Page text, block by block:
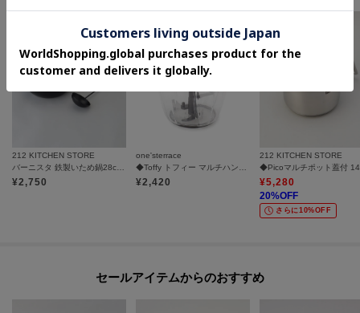
212 KITCHEN STORE
バーニスタ 鉄製いため鍋28cm お玉付
¥2,750
one'sterrace
◆Toffy トフィー マルチハンディーチョッパー
¥2,420
212 KITCHEN STORE
¥5,280
20%OFF
さらに10%OFF
セールアイテムからのおすすめ